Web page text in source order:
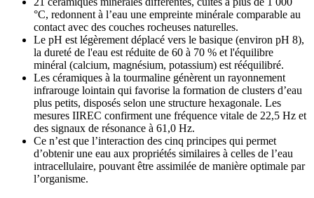
°C, redonnent à l’eau une empreinte minérale comparable au
contact avec des couches rocheuses naturelles.
Le pH est légèrement déplacé vers le basique (environ pH 8),
la dureté de l'eau est réduite de 60 à 70 % et l'équilibre
minéral (calcium, magnésium, potassium) est rééquilibré.
Les céramiques à la tourmaline génèrent un rayonnement
infrarouge lointain qui favorise la formation de clusters d’eau
plus petits, disposés selon une structure hexagonale. Les
mesures IIREC confirment une fréquence vitale de 22,5 Hz et
des signaux de résonance à 61,0 Hz.
Ce n’est que l’interaction des cinq principes qui permet
d’obtenir une eau aux propriétés similaires à celles de l’eau
intracellulaire, pouvant être assimilée de manière optimale par
l’organisme.